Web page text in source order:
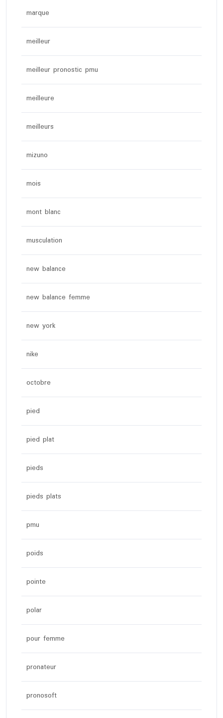
marque
meilleur
meilleur pronostic pmu
meilleure
meilleurs
mizuno
mois
mont blanc
musculation
new balance
new balance femme
new york
nike
octobre
pied
pied plat
pieds
pieds plats
pmu
poids
pointe
polar
pour femme
pronateur
pronosoft